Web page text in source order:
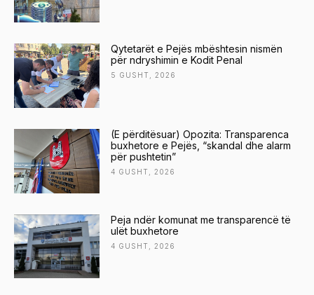
Qytetarët e Pejës mbështesin nismën
për ndryshimin e Kodit Penal
5 GUSHT, 2026
(E përditësuar) Opozita: Transparenca
buxhetore e Pejës, “skandal dhe alarm
për pushtetin”
4 GUSHT, 2026
Peja ndër komunat me transparencë të
ulët buxhetore
4 GUSHT, 2026